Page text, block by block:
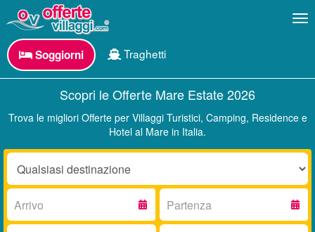
Soggiorni Traghetti
Scopri le Offerte Mare Estate 2026
Trova le migliori Offerte per Villaggi Turistici, Camping, Residence e
Hotel al Mare in Italia.
Destinazione:
Arrivo: Partenza: